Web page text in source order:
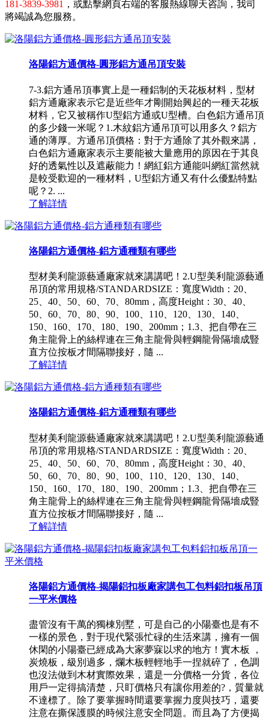
181-3839-3981 ，或點擊網頁右端的客服熱線聊天咨詢，我司
將竭誠為您服務。
洛陽鋁方通價格-圓形鋁方通吊頂安裝
7-3.鋁方通吊頂事實上是一種鋁制的天花板材料，型材
鋁方通廠家表示它是近些年才剛開始興起的一種天花板
材料，它又被稱作U型鋁方通或U型槽。白色鋁方通吊頂
的多少錢一米呢？1.木紋鋁方通吊頂可以用多久？鋁方
通的薄厚。方通吊頂價格：對于方通除了其外觀來講，
白色鋁方通廠家表示主要能被大量應用的原因在于其良
好的透氣性以及遮蔽能力！網紅鋁方通能叫網紅當然就
是較受歡迎的一種材料，U型鋁方通又有什么優點特點
呢？2. ...
了解詳情
洛陽鋁方通價格-鋁方通種類有哪些
型材美利龍源藝通廠家就來講講吧！2.U型美利龍源藝通
吊頂的常用規格/STANDARDSIZE：寬度Width：20、
25、40、50、60、70、80mm，高度Height：30、40、
50、60、70、80、90、100、110、120、130、140、
150、160、170、180、190、200mm；1.3、把自帶在三
角主龍骨上的絲桿連在三角主龍骨與輕鋼龍骨隔墻成豎
直方位按板才間隔聯接好，隨 ...
了解詳情
洛陽鋁方通價格-鋁方通種類有哪些
型材美利龍源藝通廠家就來講講吧！2.U型美利龍源藝通
吊頂的常用規格/STANDARDSIZE：寬度Width：20、
25、40、50、60、70、80mm，高度Height：30、40、
50、60、70、80、90、100、110、120、130、140、
150、160、170、180、190、200mm；1.3、把自帶在三
角主龍骨上的絲桿連在三角主龍骨與輕鋼龍骨隔墻成豎
直方位按板才間隔聯接好，隨 ...
了解詳情
洛陽鋁方通價格-揭陽鋁扣板廠家講包工包料鋁扣板吊頂
一平米價格
盡管沒有干萬的獨棟別墅，可是自己的小陽臺也是有不
一樣的景色，對于現代緊張忙碌的生活來講，擁有一個
休閑的小陽臺已經成為大家夢寐以求的地方！實木板 ，
炭燒板，級別過多，爛木板輕輕地手一捏就碎了，色調
也沒法做到木材實際效果，還是一分價格一分貨，各位
用戶一定得搞清楚，只盯價格只有讓你用差的?，質量就
不達標了。除了要掌握時間還要掌握力度與技巧，還要
注意在撕保護膜的時候注意安全問題。而且為了方便揭